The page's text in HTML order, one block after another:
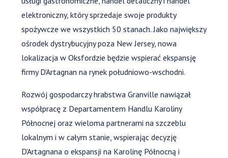
elektroniczny, który sprzedaje swoje produkty
spożywcze we wszystkich 50 stanach. Jako największy
ośrodek dystrybucyjny poza New Jersey, nowa
lokalizacja w Oksfordzie będzie wspierać ekspansję
firmy D'Artagnan na rynek południowo-wschodni.
Rozwój gospodarczy hrabstwa Granville nawiązał
współpracę z Departamentem Handlu Karoliny
Północnej oraz wieloma partnerami na szczeblu
lokalnym i w całym stanie, wspierając decyzję
D'Artagnana o ekspansji na Karolinę Północną i